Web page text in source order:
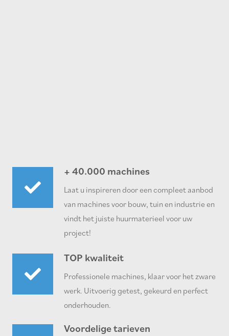
+ 40.000 machines
Laat u inspireren door een compleet aanbod
van machines voor bouw, tuin en industrie en
vindt het juiste huurmaterieel voor uw
project!
TOP kwaliteit
Professionele machines, klaar voor het zware
werk. Uitvoerig getest, gekeurd en perfect
onderhouden.
Voordelige tarieven